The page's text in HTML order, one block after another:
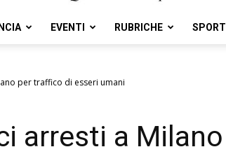
Voce
EVENTI RUBRICHE SPORT
per traffico di esseri umani
arresti a Milano